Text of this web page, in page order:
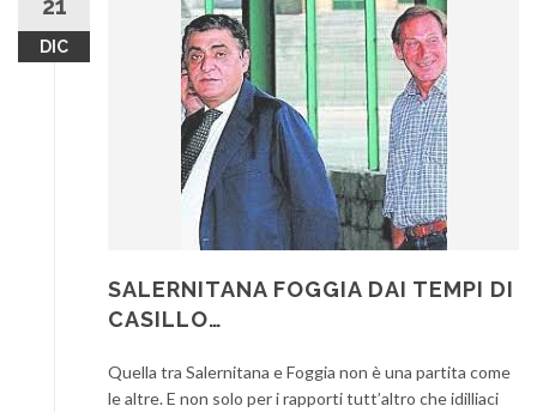
DIC
SALERNITANA FOGGIA DAI TEMPI DI
CASILLO…
Quella tra Salernitana e Foggia non è una partita come
le altre. E non solo per i rapporti tutt’altro che idilliaci